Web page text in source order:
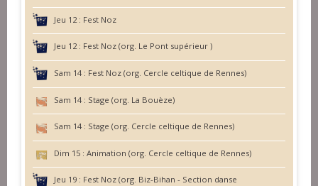
Jeu 12 : Fest Noz
Jeu 12 : Fest Noz (org. Le Pont supérieur )
Sam 14 : Fest Noz (org. Cercle celtique de Rennes)
Sam 14 : Stage (org. La Bouèze)
Sam 14 : Stage (org. Cercle celtique de Rennes)
Dim 15 : Animation (org. Cercle celtique de Rennes)
Jeu 19 : Fest Noz (org. Biz-Bihan - Section danse